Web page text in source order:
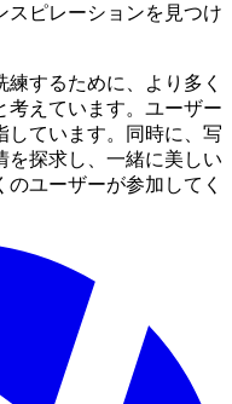
スピレーションを見つけ
するために、より多く
考えています。ユーザー
しています。同時に、写
を探求し、一緒に美しい
ユーザーが参加してく